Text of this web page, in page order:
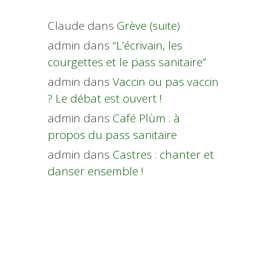
Claude dans Grève (suite)
admin dans “L’écrivain, les
courgettes et le pass sanitaire”
admin dans Vaccin ou pas vaccin
? Le débat est ouvert !
admin dans Café Plùm : à
propos du pass sanitaire
admin dans Castres : chanter et
danser ensemble !